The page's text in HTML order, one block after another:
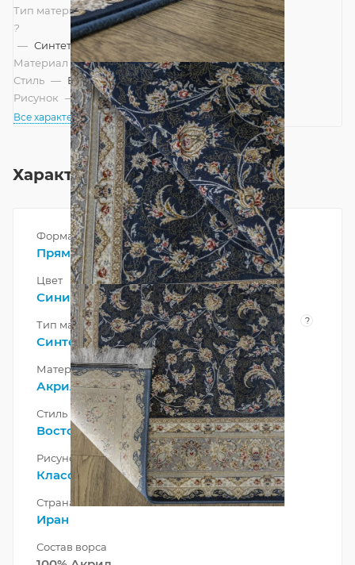
Тип материала
?
— Синтетический
Материал — Акрил
Стиль — Восточный
Рисунок — Классический
Все характеристики
Характеристики
Форма
Прямоугольник
Цвет
Синий
Тип материала ?
Синтетический
Материал
Акрил
Стиль
Восточный
Рисунок
Классический
Страна
Иран
Состав ворса